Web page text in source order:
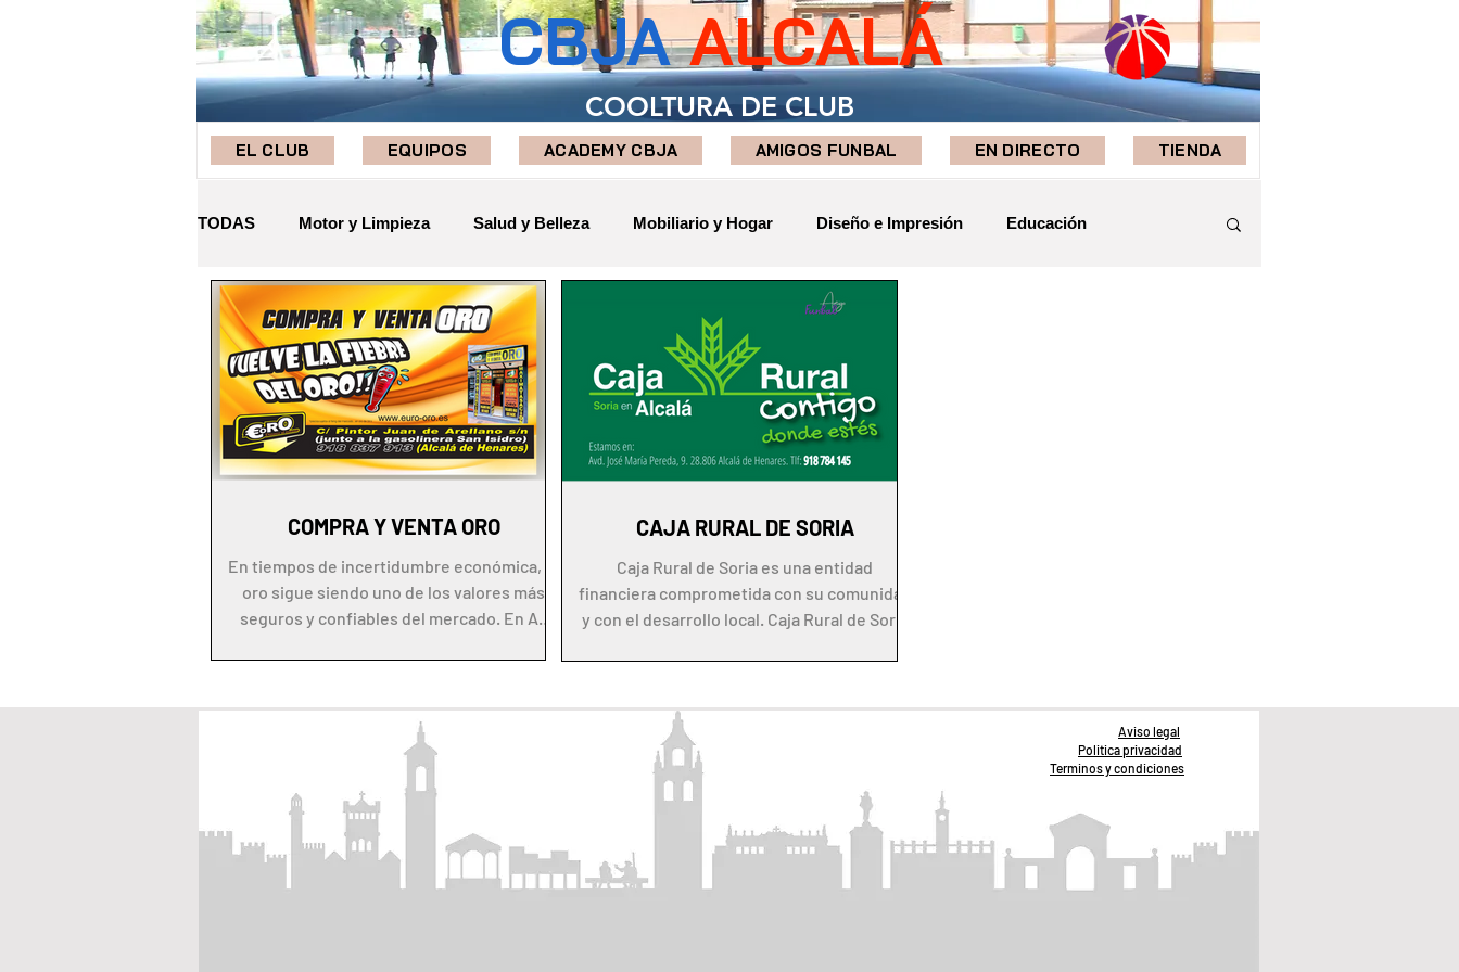
CBJA ALCALÁ
COOLTURA DE CLUB
EL CLUB EQUIPOS ACADEMY CBJA AMIGOS FUNBAL EN DIRECTO TIENDA
TODAS Motor y Limpieza Salud y Belleza Mobiliario y Hogar Diseño e Impresión Educación
Mascotas Deporte Alimentación Ocio y Viajes
COMPRA Y VENTA ORO
En tiempos de incertidumbre económica, el
oro sigue siendo uno de los valores más
seguros y confiables del mercado. En A3
CAJA RURAL DE SORIA
Caja Rural de Soria es una entidad
financiera comprometida con su comunidad
y con el desarrollo local. Caja Rural de Soria
Terminos y condiciones
Politica privacidad
Aviso legal